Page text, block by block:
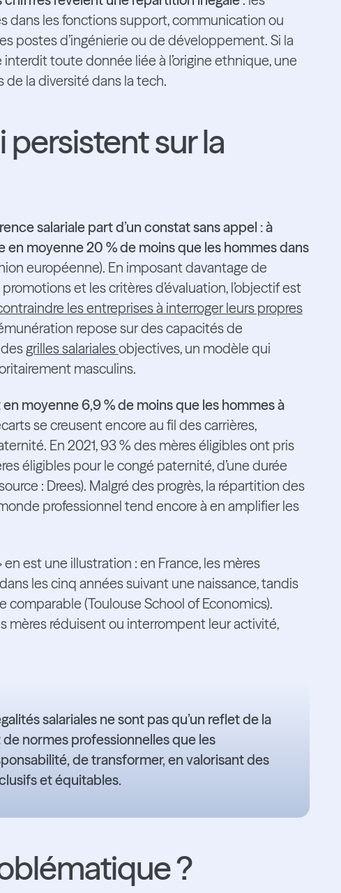
dans les fonctions support, communication ou
postes d’ingénierie ou de développement. Si la
toute donnée liée à l’origine ethnique, une
de la diversité dans la tech.
persistent sur la
salariale part d’un constat sans appel : à
en moyenne 20 % de moins que les hommes dans
européenne). En imposant davantage de
et les critères d’évaluation, l’objectif est
les entreprises à interroger leurs propres
repose sur des capacités de
grilles salarialesobjectives, un modèle qui
masculins.
moyenne 6,9 % de moins que les hommes à
se creusent encore au fil des carrières,
En 2021, 93 % des mères éligibles ont pris
éligibles pour le congé paternité, d’une durée
: Drees). Malgré des progrès, la répartition des
professionnel tend encore à en amplifier les
est une illustration : en France, les mères
les cinq années suivant une naissance, tandis
(Toulouse School of Economics).
mères réduisent ou interrompent leur activité,
salariales ne sont pas qu’un reflet de la
normes professionnelles que les
de transformer, en valorisant des
et équitables.
?